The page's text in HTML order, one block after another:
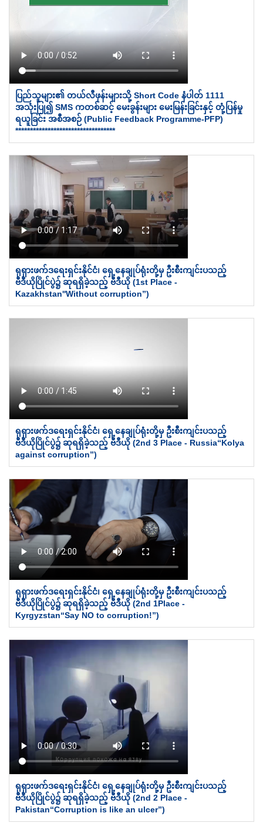
ပြည်သူများ၏ တယ်လီဖုန်းများသို့ Short Code နံပါတ် 1111
အသုံးပြု၍ SMS ကတစ်ဆင့် မေးခွန်းများ မေးမြန်းခြင်းနှင့် တုံ့ပြန်မှု
ရယူခြင်း အစီအစဉ် (Public Feedback Programme-PFP)
**********************************
ရုရှားဖက်ဒရေးရှင်းနိုင်ငံ၊ ရှေ့နေချုပ်ရုံးတို့မှ ဦးစီးကျင်းပသည့်
ဗီဒီယိုပြိုင်ပွဲ၌ ဆုရရှိခဲ့သည့် ဗီဒီယို (1st Place -
Kazakhstan''Without corruption”)
ရုရှားဖက်ဒရေးရှင်းနိုင်ငံ၊ ရှေ့နေချုပ်ရုံးတို့မှ ဦးစီးကျင်းပသည့်
ဗီဒီယိုပြိုင်ပွဲ၌ ဆုရရှိခဲ့သည့် ဗီဒီယို (2nd 3 Place - Russia“Kolya
against corruption”)
ရုရှားဖက်ဒရေးရှင်းနိုင်ငံ၊ ရှေ့နေချုပ်ရုံးတို့မှ ဦးစီးကျင်းပသည့်
ဗီဒီယိုပြိုင်ပွဲ၌ ဆုရရှိခဲ့သည့် ဗီဒီယို (2nd 1Place -
Kyrgyzstan“Say NO to corruption!”)
ရုရှားဖက်ဒရေးရှင်းနိုင်ငံ၊ ရှေ့နေချုပ်ရုံးတို့မှ ဦးစီးကျင်းပသည့်
ဗီဒီယိုပြိုင်ပွဲ၌ ဆုရရှိခဲ့သည့် ဗီဒီယို (2nd 2 Place -
Pakistan“Corruption is like an ulcer”)